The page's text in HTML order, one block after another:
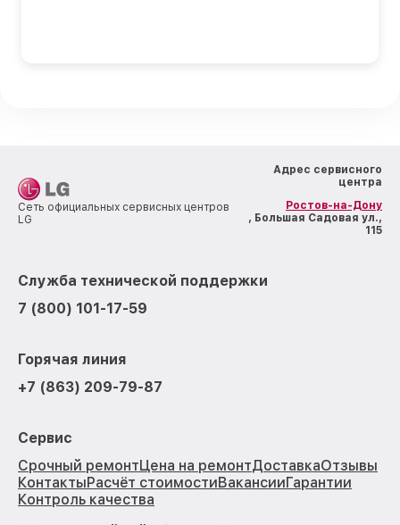
Сеть официальных сервисных центров
LG
Адрес сервисного
центра
Ростов-на-Дону
, Большая Садовая ул.,
115
Служба технической поддержки
7 (800) 101-17-59
Горячая линия
+7 (863) 209-79-87
Сервис
Срочный ремонтЦена на ремонтДоставкаОтзывы
КонтактыРасчёт стоимостиВакансииГарантии
Контроль качества